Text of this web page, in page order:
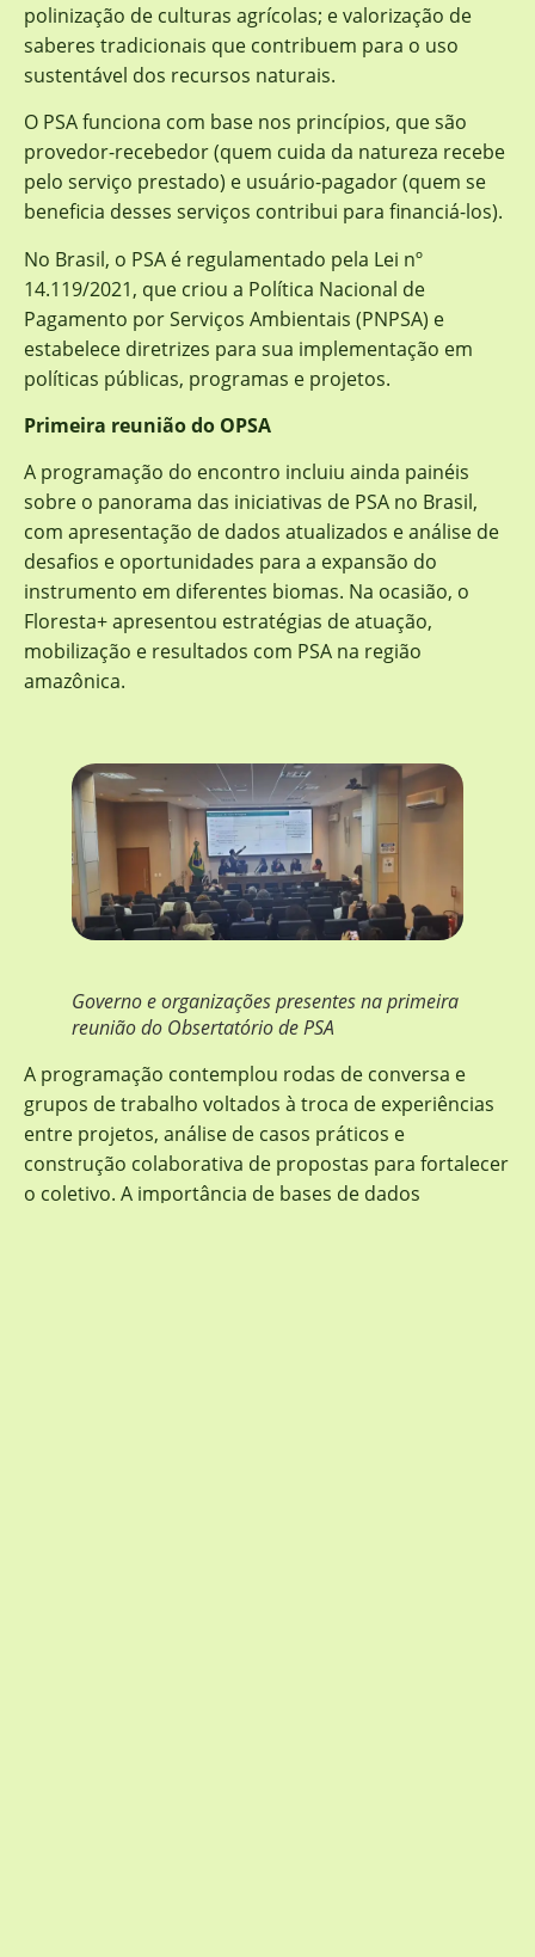
polinização de culturas agrícolas; e valorização de
saberes tradicionais que contribuem para o uso
sustentável dos recursos naturais.
O PSA funciona com base nos princípios, que são
provedor-recebedor (quem cuida da natureza recebe
pelo serviço prestado) e usuário-pagador (quem se
beneficia desses serviços contribui para financiá-los).
No Brasil, o PSA é regulamentado pela Lei nº
14.119/2021, que criou a Política Nacional de
Pagamento por Serviços Ambientais (PNPSA) e
estabelece diretrizes para sua implementação em
políticas públicas, programas e projetos.
Primeira reunião do OPSA
A programação do encontro incluiu ainda painéis
sobre o panorama das iniciativas de PSA no Brasil,
com apresentação de dados atualizados e análise de
desafios e oportunidades para a expansão do
instrumento em diferentes biomas. Na ocasião, o
Floresta+ apresentou estratégias de atuação,
mobilização e resultados com PSA na região
amazônica.
Governo e organizações presentes na primeira
reunião do Obsertatório de PSA
A programação contemplou rodas de conversa e
grupos de trabalho voltados à troca de experiências
entre projetos, análise de casos práticos e
construção colaborativa de propostas para fortalecer
o coletivo. A importância de bases de dados